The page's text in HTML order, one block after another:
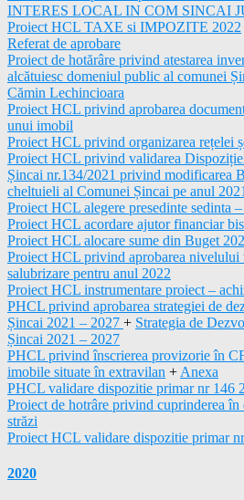
INTERES LOCAL IN COM SINCAI
Proiect HCL TAXE si IMPOZITE 2022
Referat de aprobare
Proiect de hotărâre privind atestarea
alcătuiesc domeniul public al comunei
Cămin Lechincioara
Proiect HCL privind aprobarea
unui imobil
Proiect HCL privind organizarea rețelei
Proiect HCL privind validarea
Șincai nr.134/2021 privind modificarea
cheltuieli al Comunei Șincai pe anul 2021
Proiect HCL alegere presedinte sedinta
Proiect HCL acordare ajutor financiar
Proiect HCL alocare sume din Buget
Proiect HCL privind aprobarea nivelului
salubrizare pentru anul 2022
Proiect HCL instrumentare proiect –
PHCL privind aprobarea strategiei de
Șincai 2021 – 2027 + Strategia de
Șincai 2021 – 2027
PHCL privind înscrierea provizorie în
imobile situate în extravilan + Anexa
PHCL validare dispozitie primar nr 146
Proiect de hotrâre privind cuprinderea
străzi
Proiect HCL validare dispozitie primar
2020